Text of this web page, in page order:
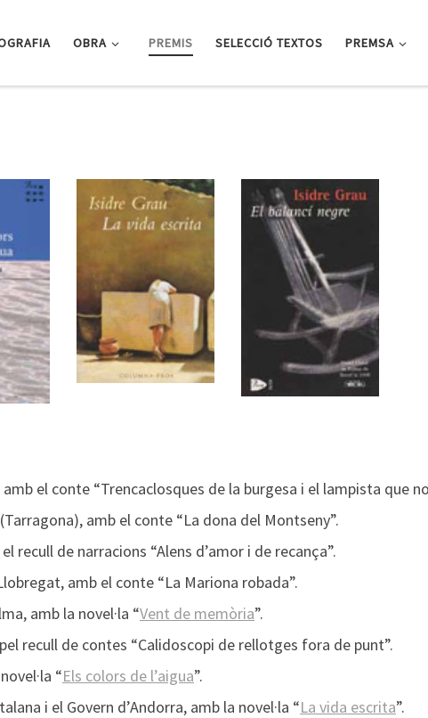
OBRA PREMIS SELECCIÓ TEXTOS PREMSA
el conte “Trencaclosques de la burgesa i el lampista que
amb el conte “La dona del Montseny”.
recull de narracions “Alens d’amor i de recança”.
amb el conte “La Mariona robada”.
amb la novel·la “Vent de memòria”.
recull de contes “Calidoscopi de rellotges fora de punt”.
“Els colors de l’aigua”.
i el Govern d’Andorra, amb la novel·la “La vida escrita”.